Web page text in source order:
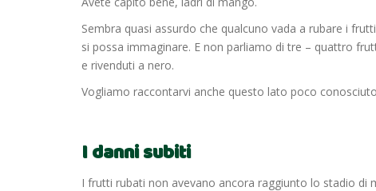
Sembra quasi assurdo che qualcuno vada a rubare i
si possa immaginare. E non parliamo di tre – quattro
e rivenduti a nero.
Vogliamo raccontarvi anche questo lato poco
I danni subiti
I frutti rubati non avevano ancora raggiunto lo stadio di